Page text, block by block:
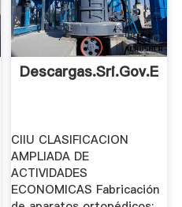
Descargas.sri.gov.ec
CIIU CLASIFICACION
AMPLIADA DE
ACTIVIDADES
ECONOMICAS Fabricación